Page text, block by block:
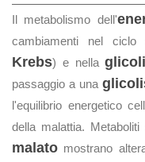
Il metabolismo dell'
cambiamenti nel ciclo
Krebs) e nella
passaggio a una
l'equilibrio energetico
della malattia.
malato mostrano